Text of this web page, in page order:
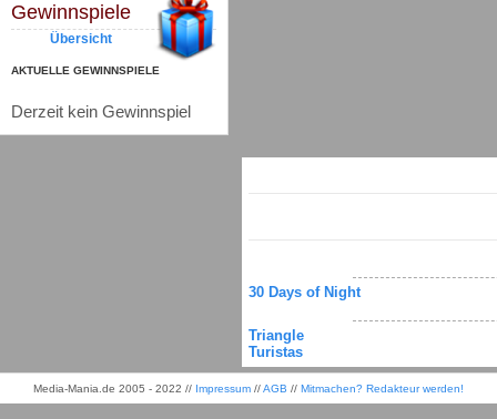
Gewinnspiele
Übersicht
AKTUELLE GEWINNSPIELE
Derzeit kein Gewinnspiel
30 Days of Night
Triangle
Turistas
Media-Mania.de 2005 - 2022 // Impressum //AGB // Mitmachen? Redakteur werden!